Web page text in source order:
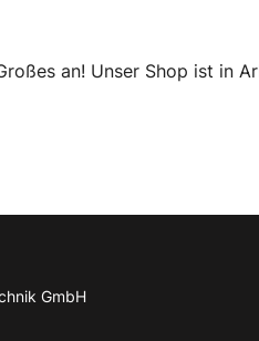
an! Unser Shop ist in
GmbH